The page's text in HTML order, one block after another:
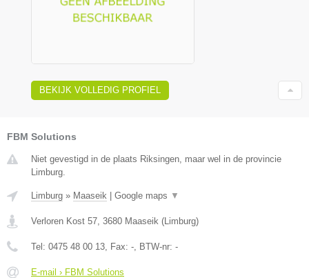
BEKIJK VOLLEDIG PROFIEL
FBM Solutions
Niet gevestigd in de plaats Riksingen, maar wel in de provincie
Limburg.
Limburg » Maaseik | Google maps ▼
Verloren Kost 57 3680 Maaseik (Limburg)
Tel: 0475 48 00 13 , Fax: - , BTW-nr: -
E-mail › FBM Solutions